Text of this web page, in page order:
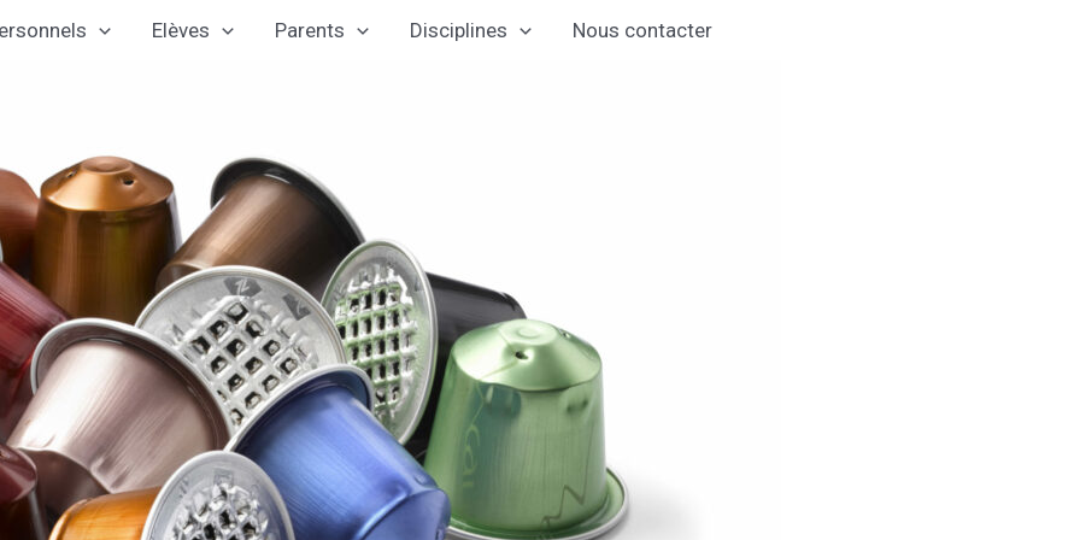
Elèves Parents Disciplines Nous contacter